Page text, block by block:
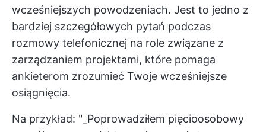
wcześniejszych powodzeniach. Jest to jedno z
bardziej szczegółowych pytań podczas
rozmowy telefonicznej na role związane z
zarządzaniem projektami, które pomaga
ankieterom zrozumieć Twoje wcześniejsze
osiągnięcia.
Na przykład: "_Poprowadziłem pięcioosobowy